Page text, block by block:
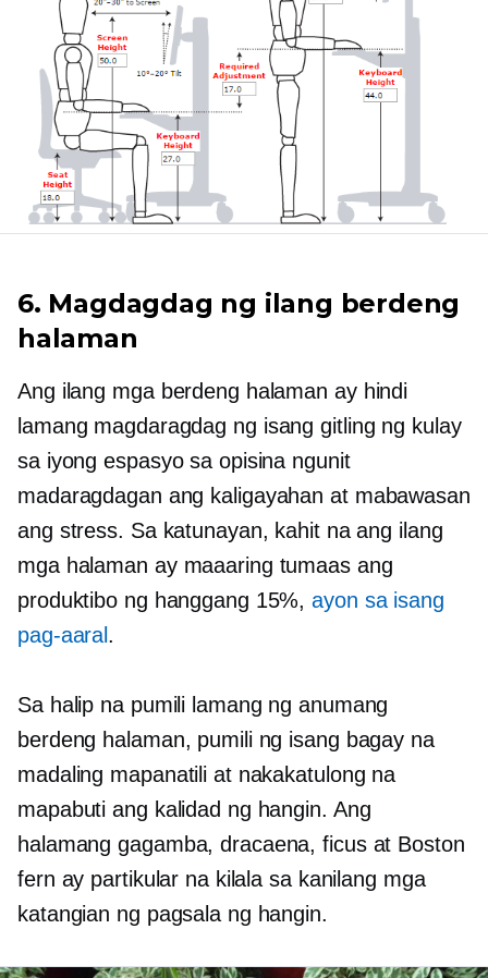
6. Magdagdag ng ilang berdeng
halaman
Ang ilang mga berdeng halaman ay hindi
lamang magdaragdag ng isang gitling ng kulay
sa iyong espasyo sa opisina ngunit
madaragdagan ang kaligayahan at mabawasan
ang stress. Sa katunayan, kahit na ang ilang
mga halaman ay maaaring tumaas ang
produktibo ng hanggang 15%,ayon sa isang
pag-aaral .
Sa halip na pumili lamang ng anumang
berdeng halaman, pumili ng isang bagay na
madaling mapanatili at nakakatulong na
mapabuti ang kalidad ng hangin. Ang
halamang gagamba, dracaena, ficus at Boston
fern ay partikular na kilala sa kanilang mga
katangian ng pagsala ng hangin.